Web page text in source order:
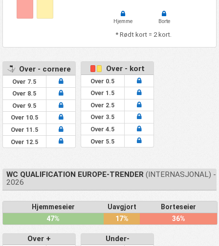
Hjemme Borte
* Rødt kort = 2 kort.
Over - cornere
Over 7.5
Over 8.5
Over 9.5
Over 10.5
Over 11.5
Over 12.5
Over - kort
Over 0.5
Over 1.5
Over 2.5
Over 3.5
Over 4.5
Over 5.5
WC QUALIFICATION EUROPE-TRENDER(INTERNASJONAL) -
2026
Hjemmeseier Uavgjort
Borteseier
47%
17% 36%
Over + Under-